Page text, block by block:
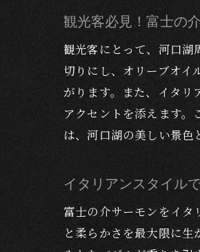
観光客必見！富士の
観光客にとって、河口湖
切りにし、オリーブオイ
がります。また、イタリ
アクセントを添えます
は、河口湖の美しい景色
イタリアンスタイル
富士の介サーモンをイタ
と柔らかさを最大限に